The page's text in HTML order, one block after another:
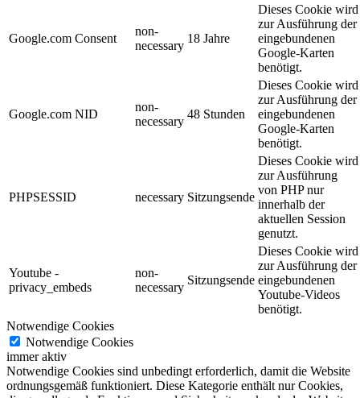
Google.com Consent
non-
necessary
18 Jahre
Dieses Cookie wird
zur Ausführung der
eingebundenen
Google-Karten
benötigt.
Google.com NID
non-
necessary
48 Stunden
Dieses Cookie wird
zur Ausführung der
eingebundenen
Google-Karten
benötigt.
PHPSESSID necessary Sitzungsende
Dieses Cookie wird
zur Ausführung
von PHP nur
innerhalb der
aktuellen Session
genutzt.
Youtube -
privacy_embeds
non-
necessary
Sitzungsende
Dieses Cookie wird
zur Ausführung der
eingebundenen
Youtube-Videos
benötigt.
Notwendige Cookies
Notwendige Cookies
immer aktiv
Notwendige Cookies sind unbedingt erforderlich, damit die Website
ordnungsgemäß funktioniert. Diese Kategorie enthält nur Cookies,